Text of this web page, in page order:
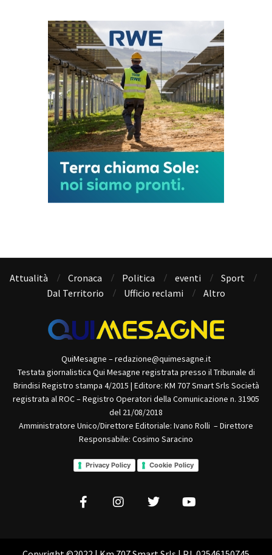
Attualità Cronaca Politica eventi
Sport
Dal Territorio
Ufficio reclami Altro
QuiMesagne – redazione@quimesagne.it
Testata giornalistica Qui Mesagne registrata presso il Tribunale di
Brindisi Registro stampa 4/2015 | Editore: KM 707 Smart Srls Società
registrata al ROC – Registro Operatori della Comunicazione n. 31905
del 21/08/2018
Amministratore Unico/Direttore Editoriale: Ivano Rolli – Direttore
Responsabile: Cosimo Saracino
Privacy Policy Cookie Policy